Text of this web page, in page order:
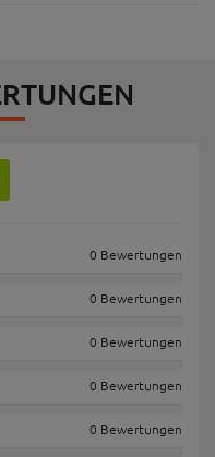
0 Bewertungen
0 Bewertungen
0 Bewertungen
0 Bewertungen
0 Bewertungen